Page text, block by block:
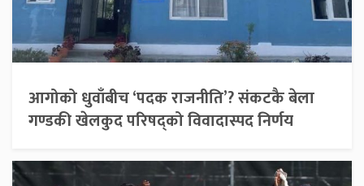
आगोको धुवाँबीच ‘पदक राजनीति’? संकटकै बेला
गण्डकी खेलकुद परिषद्को विवादास्पद निर्णय